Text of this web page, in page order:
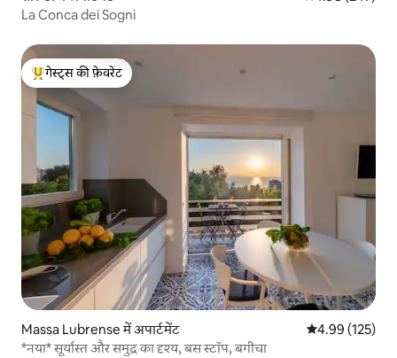
La Conca dei Sogni
गेस्ट्स का टॉप फ़ेवरेट
गेस्ट्स की फ़ेवरेट
Massa Lubrense में अपार्टमेंट औसत रेटिंग 5 में से
4.99 (125)
*नया* सूर्यास्त और समुद्र का दृश्य, बस स्टॉप, बगीचा